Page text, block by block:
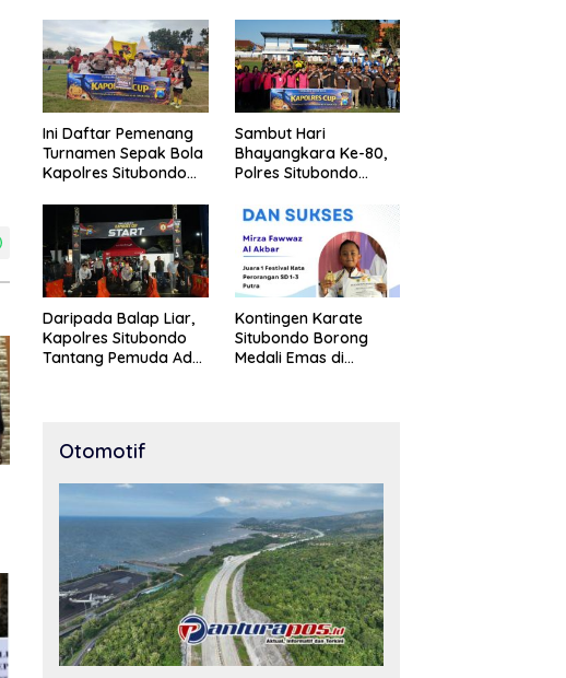
Ini Daftar Pemenang
Turnamen Sepak Bola
Kapolres Situbondo
Kelompok Umur 10
Tahun
Sambut Hari
Bhayangkara Ke-80,
Polres Situbondo
Sepak Bola Kapolres
Cup 2026
Daripada Balap Liar,
Kapolres Situbondo
Tantang Pemuda Adu
Kontingen Karate
Situbondo Borong
Medali Emas di
Otomotif